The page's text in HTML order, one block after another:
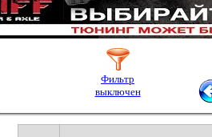
Фильтр
выключен